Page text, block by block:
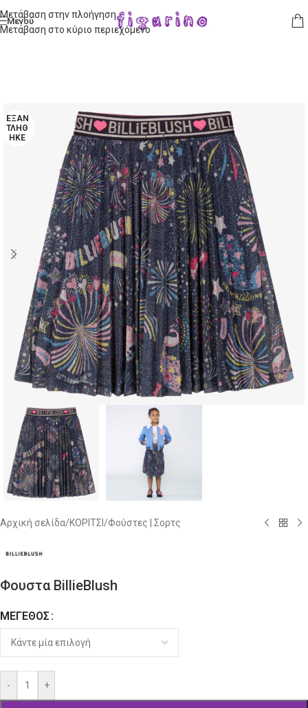
Μετάβαση στην πλοήγηση
Μετάβαση στο κύριο περιεχόμενο
Μενού
ΕΞΑΝ
ΤΛΉΘ
ΗΚΕ
Αρχική σελίδα/ΚΟΡΙΤΣΙ /Φούστες | Σορτς
Φουστα BillieBlush
ΜΈΓΕΘΟΣ
- +
Alternative: